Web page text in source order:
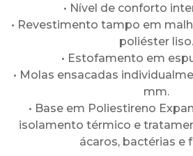
• Nível de conforto
• Revestimento tampo em
poliéster liso.
• Estofamento em
• Molas ensacadas
mm.
• Base em Poliestireno
isolamento térmico e
ácaros, bactérias e